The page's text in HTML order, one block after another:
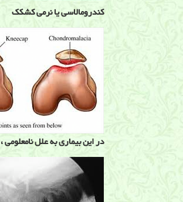
کندرومالاسی یا نرمی کشکک
در این بیماری به علل